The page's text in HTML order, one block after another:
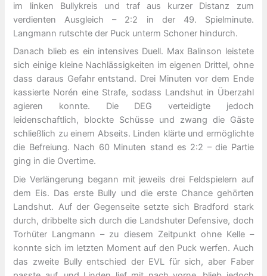
im linken Bullykreis und traf aus kurzer Distanz zum
verdienten Ausgleich – 2:2 in der 49. Spielminute.
Langmann rutschte der Puck unterm Schoner hindurch.
Danach blieb es ein intensives Duell. Max Balinson leistete
sich einige kleine Nachlässigkeiten im eigenen Drittel, ohne
dass daraus Gefahr entstand. Drei Minuten vor dem Ende
kassierte Norén eine Strafe, sodass Landshut in Überzahl
agieren konnte. Die DEG verteidigte jedoch
leidenschaftlich, blockte Schüsse und zwang die Gäste
schließlich zu einem Abseits. Linden klärte und ermöglichte
die Befreiung. Nach 60 Minuten stand es 2:2 – die Partie
ging in die Overtime.
Die Verlängerung begann mit jeweils drei Feldspielern auf
dem Eis. Das erste Bully und die erste Chance gehörten
Landshut. Auf der Gegenseite setzte sich Bradford stark
durch, dribbelte sich durch die Landshuter Defensive, doch
Torhüter Langmann – zu diesem Zeitpunkt ohne Kelle –
konnte sich im letzten Moment auf den Puck werfen. Auch
das zweite Bully entschied der EVL für sich, aber Faber